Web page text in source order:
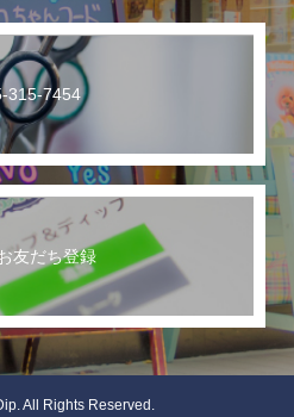
315-7454
友だち登録
All Rights Reserved.